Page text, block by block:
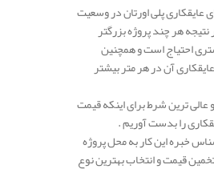
عایقکاری پلی اورتان در وسعیت
هر چند پروژه بزرگتر
احتیاج است و همچنین
آن در هر متر بیشتر
عالی ترین شرط برای اینکه قیمت
را بدست آوریم .
خبره این کار به محل پروژه
قیمت و انتخاب بهترین نوع